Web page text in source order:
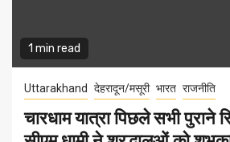
1 min read
Uttarakhand देहरादून/मसूरी भारत राजनीति
चारधाम यात्रा पिछले सभी पुराने